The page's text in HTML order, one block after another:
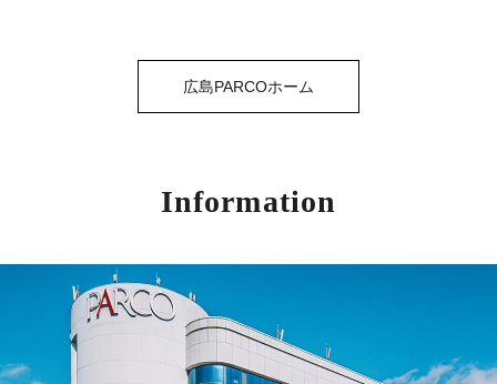
広島PARCOホーム
Information